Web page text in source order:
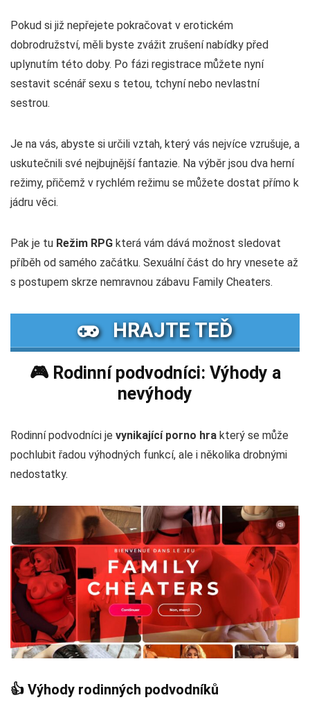
Pokud si již nepřejete pokračovat v erotickém
dobrodružství, měli byste zvážit zrušení nabídky před
uplynutím této doby. Po fázi registrace můžete nyní
sestavit scénář sexu s tetou, tchyní nebo nevlastní
sestrou.
Je na vás, abyste si určili vztah, který vás nejvíce vzrušuje, a
uskutečnili své nejbujnější fantazie. Na výběr jsou dva herní
režimy, přičemž v rychlém režimu se můžete dostat přímo k
jádru věci.
Pak je tu Režim RPG která vám dává možnost sledovat
příběh od samého začátku. Sexuální část do hry vnesete až
s postupem skrze nemravnou zábavu Family Cheaters.
HRAJTE TEĎ
🎮 Rodinní podvodníci: Výhody a
nevýhody
Rodinní podvodníci je vynikající porno hra který se může
pochlubit řadou výhodných funkcí, ale i několika drobnými
nedostatky.
👍 Výhody rodinných podvodníků